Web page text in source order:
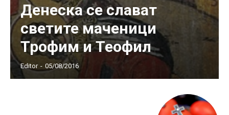
Денеска се слават
светите маченици
Трофим и Теофил
Editor - 05/08/2016